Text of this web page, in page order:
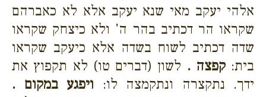
אלהי יעקב מאי שנא יעקב אלא לא כאברהם
שקראו הר דכתיב בהר ה' ולא כיצחק שקראו
שדה דכתיב לשוח בשדה אלא כיעקב שקראו
בית:קפצה . לשון (דברים טו) לא תקפוץ את
ידך. נתקצרה ונתקמצה לו: ויפגע במקום .